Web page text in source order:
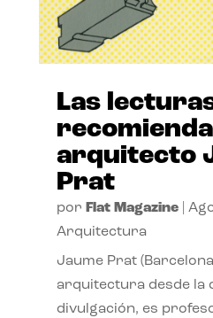
Las
arquitecto
Prat
por Flat Magazine|
Arquitectura
Jaume Prat
arquitectura desde la
divulgación, es